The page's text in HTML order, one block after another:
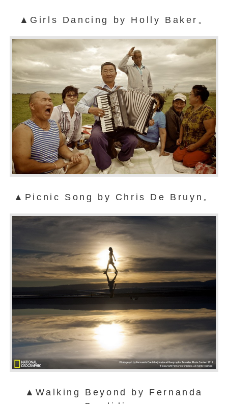
▲Girls Dancing by Holly Baker。
▲Picnic Song by Chris De Bruyn。
▲Walking Beyond by Fernanda